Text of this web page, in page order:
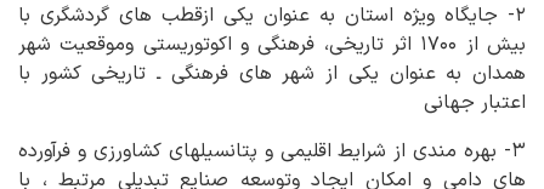
۲- جایگاه ویژه استان به عنوان یکی ازقطب های گردشگری با
بیش از ۱۷۰۰ اثر تاریخی، فرهنگی و اکوتوریستی وموقعیت شهر
همدان به عنوان یکی از شهر های فرهنگی ـ تاریخی کشور با
اعتبار جهانی
۳- بهره مندی از شرایط اقلیمی و پتانسیلهای کشاورزی و فرآورده
های دامی و امکان ایجاد وتوسعه صنایع تبدیلی مرتبط ، با